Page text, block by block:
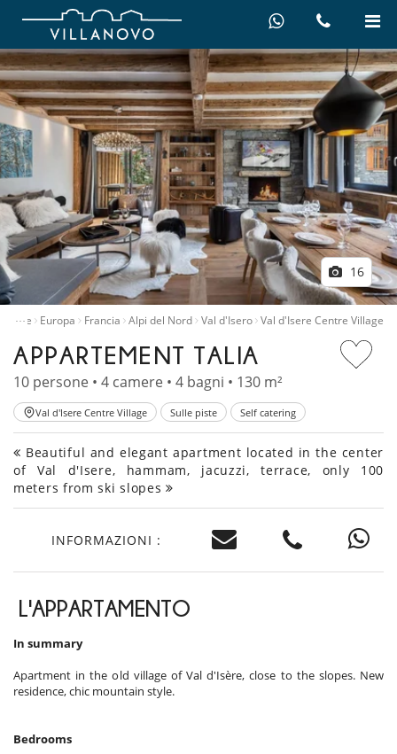
16
…
ville Europa Francia Alpi del Nord Val d'Isero Val d'Isere Centre Village
APPARTEMENT TALIA
10 persone • 4 camere • 4 bagni • 130 m²
Val d'Isere Centre Village Sulle piste Self catering
Beautiful and elegant apartment located in the center
of Val d'Isere, hammam, jacuzzi, terrace, only 100
meters from ski slopes
INFORMAZIONI :
L'APPARTAMENTO
In summary
Apartment in the old village of Val d'Isère, close to the slopes. New
residence, chic mountain style.
Bedrooms